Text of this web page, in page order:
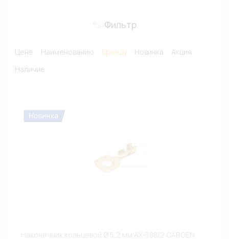
Фильтр
Цене Наименованию Бренду Новинка
Акция
Наличие